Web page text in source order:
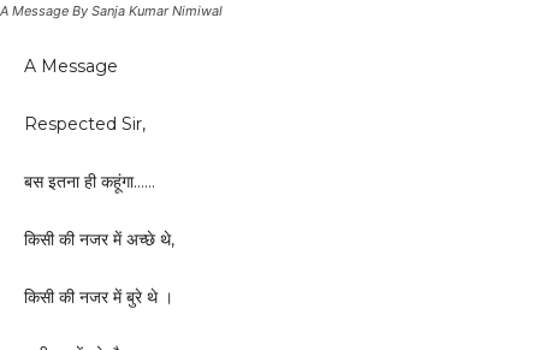
A Message By Sanja Kumar Nimiwal
A Message
Respected Sir,
बस इतना ही कहूंगा……
किसी की नजर में अच्छे थे,
किसी की नजर में बुरे थे ।